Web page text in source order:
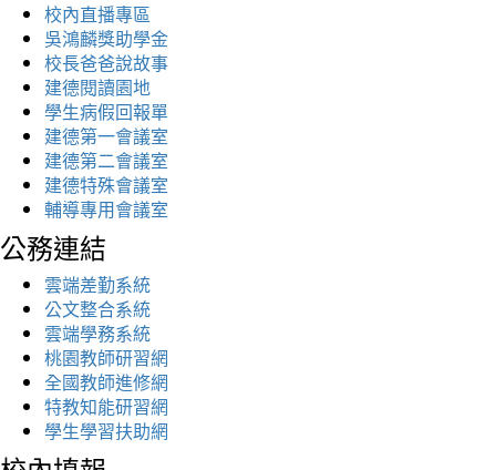
校內直播專區
吳鴻麟獎助學金
校長爸爸說故事
建德閱讀園地
學生病假回報單
建德第一會議室
建德第二會議室
建德特殊會議室
輔導專用會議室
公務連結
雲端差勤系統
公文整合系統
雲端學務系統
桃園教師研習網
全國教師進修網
特教知能研習網
學生學習扶助網